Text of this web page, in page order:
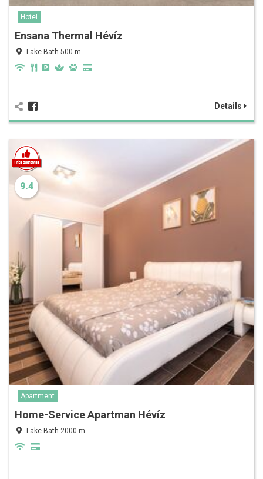
Hotel
Ensana Thermal Hévíz
Lake Bath 500 m
Details
9.4
Apartment
Home-Service Apartman Hévíz
Lake Bath 2000 m